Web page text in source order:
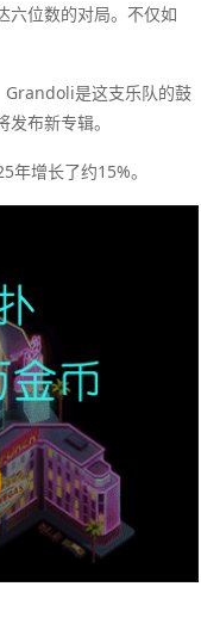
位数的对局。不仅如
Grandoli是这支乐队的鼓
布新专辑。
增长了约15%。